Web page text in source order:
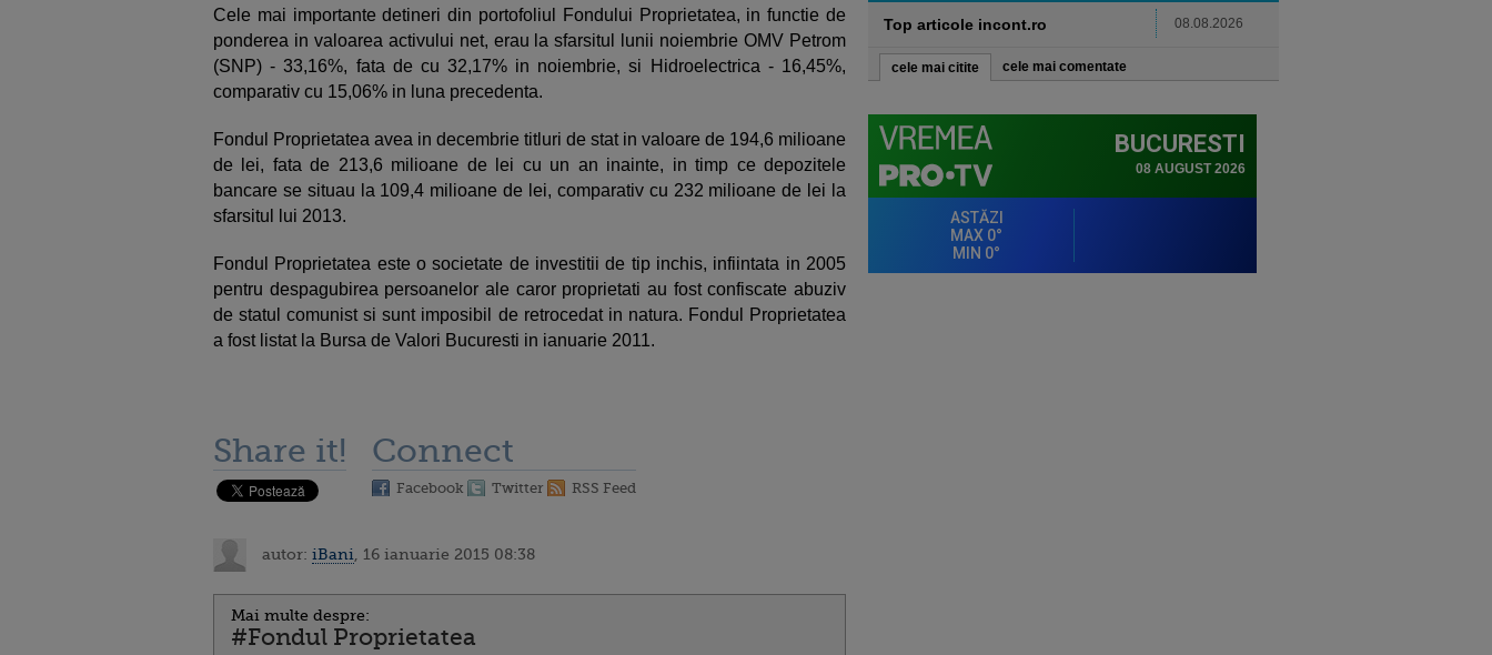
Cele mai importante detineri din portofoliul Fondului Proprietatea, in functie de
ponderea in valoarea activului net, erau la sfarsitul lunii noiembrie OMV Petrom
(SNP) - 33,16%, fata de cu 32,17% in noiembrie, si Hidroelectrica - 16,45%,
comparativ cu 15,06% in luna precedenta.
Fondul Proprietatea avea in decembrie titluri de stat in valoare de 194,6 milioane
de lei, fata de 213,6 milioane de lei cu un an inainte, in timp ce depozitele
bancare se situau la 109,4 milioane de lei, comparativ cu 232 milioane de lei la
sfarsitul lui 2013.
Fondul Proprietatea este o societate de investitii de tip inchis, infiintata in 2005
pentru despagubirea persoanelor ale caror proprietati au fost confiscate abuziv
de statul comunist si sunt imposibil de retrocedat in natura. Fondul Proprietatea
a fost listat la Bursa de Valori Bucuresti in ianuarie 2011.
Share it! Connect
Facebook Twitter RSS Feed
autor: iBani , 16 ianuarie 2015 08:38
Mai multe despre:
#Fondul Proprietatea
Top articole incont.ro 08.08.2026
cele mai citite cele mai comentate